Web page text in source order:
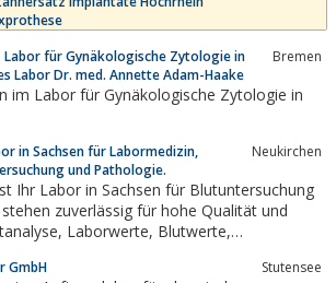
für Gynäkologische Zytologie in
Labor Dr. med. Annette Adam-Haake
Bremen
im Labor für Gynäkologische Zytologie in
in Sachsen für Labormedizin,
und Pathologie.
Neukirchen
Ihr Labor in Sachsen für Blutuntersuchung
zuverlässig für hohe Qualität und
Blutwerte,
Molekularbiologie, Toxikologie, Allergien und kleines Blutbild.
GmbH Stutensee